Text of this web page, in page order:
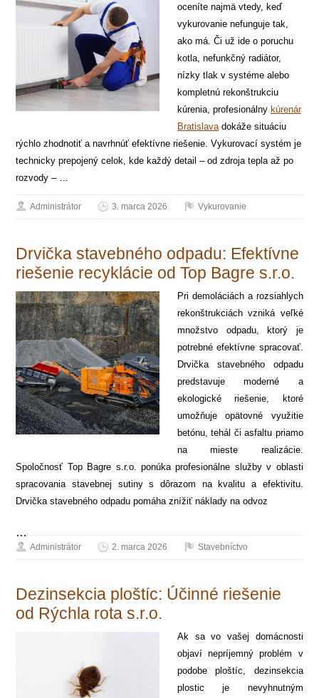
oceníte najmä vtedy, keď
vykurovanie nefunguje tak,
ako má. Či už ide o poruchu
kotla, nefunkčný radiátor,
nízky tlak v systéme alebo
kompletnú rekonštrukciu
kúrenia, profesionálny kúrenár
Bratislava dokáže situáciu
rýchlo zhodnotiť a navrhnúť efektívne riešenie. Vykurovací systém je
technicky prepojený celok, kde každý detail – od zdroja tepla až po
rozvody – …
Administrátor 3. marca 2026 Vykurovanie
Drvička stavebného odpadu: Efektívne
riešenie recyklácie od Top Bagre s.r.o.
Pri demoláciách a rozsiahlych
rekonštrukciách vzniká veľké
množstvo odpadu, ktorý je
potrebné efektívne spracovať.
Drvička stavebného odpadu
predstavuje moderné a
ekologické riešenie, ktoré
umožňuje opätovné využitie
betónu, tehál či asfaltu priamo
na mieste realizácie.
Spoločnosť Top Bagre s.r.o. ponúka profesionálne služby v oblasti
spracovania stavebnej sutiny s dôrazom na kvalitu a efektivitu.
Drvička stavebného odpadu pomáha znížiť náklady na odvoz
…
Administrátor 2. marca 2026 Stavebníctvo
Dezinsekcia ploštíc: Účinné riešenie
od Rýchla rota s.r.o.
Ak sa vo vašej domácnosti
objaví nepríjemný problém v
podobe ploštíc, dezinsekcia
plostic je nevyhnutným